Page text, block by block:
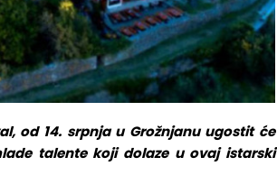
od 14. srpnja u Grožnjanu ugostit će
talente koji dolaze u ovaj istarski